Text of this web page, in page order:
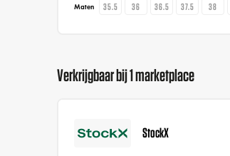
Maten 35.5 36 36.5 37.5 38
Verkrijgbaar bij 1 marketplace
StockX